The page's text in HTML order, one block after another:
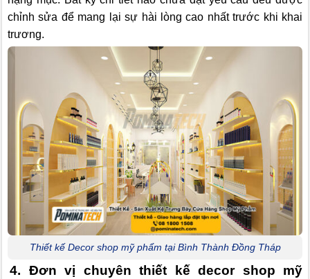
chỉnh sửa để mang lại sự hài lòng cao nhất trước khi khai
trương.
Thiết kế Decor shop mỹ phẩm tại Bình Thành Đồng Tháp
4. Đơn vị chuyên thiết kế decor shop mỹ